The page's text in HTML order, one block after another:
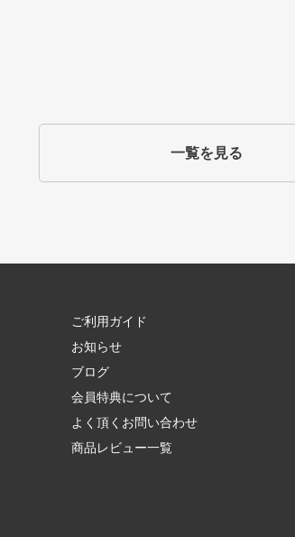
一覧を見る
ご利用ガイド
お知らせ
ブログ
会員特典について
よく頂くお問い合わせ
商品レビュー一覧